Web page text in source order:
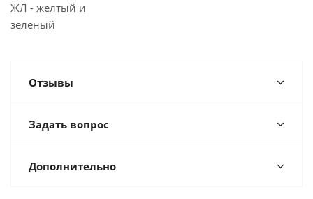
ЖЛ - желтый и
зеленый
Отзывы
Задать вопрос
Дополнительно